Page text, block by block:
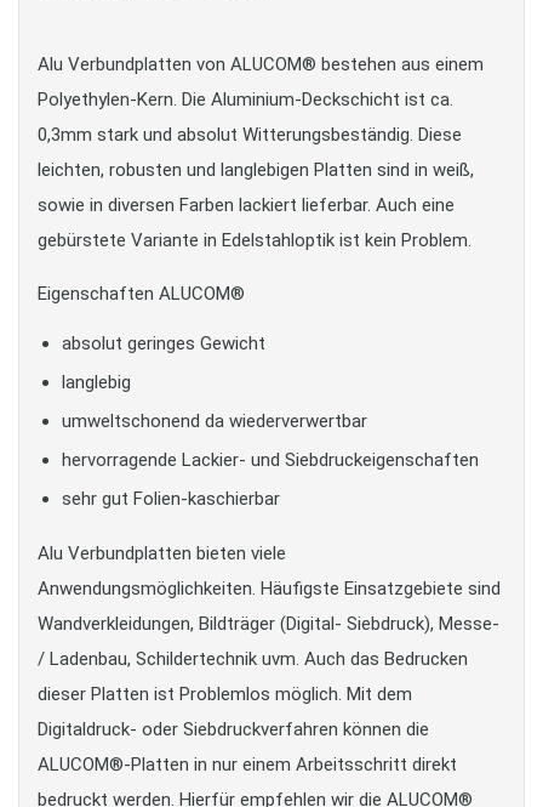
Alu Verbundplatten von ALUCOM® bestehen aus einem
Polyethylen-Kern. Die Aluminium-Deckschicht ist ca.
0,3mm stark und absolut Witterungsbeständig. Diese
leichten, robusten und langlebigen Platten sind in weiß,
sowie in diversen Farben lackiert lieferbar. Auch eine
gebürstete Variante in Edelstahloptik ist kein Problem.
Eigenschaften ALUCOM®
absolut geringes Gewicht
langlebig
umweltschonend da wiederverwertbar
hervorragende Lackier- und Siebdruckeigenschaften
sehr gut Folien-kaschierbar
Alu Verbundplatten bieten viele
Anwendungsmöglichkeiten. Häufigste Einsatzgebiete sind
Wandverkleidungen, Bildträger (Digital- Siebdruck), Messe-
/ Ladenbau, Schildertechnik uvm. Auch das Bedrucken
dieser Platten ist Problemlos möglich. Mit dem
Digitaldruck- oder Siebdruckverfahren können die
ALUCOM®-Platten in nur einem Arbeitsschritt direkt
bedruckt werden. Hierfür empfehlen wir die ALUCOM®